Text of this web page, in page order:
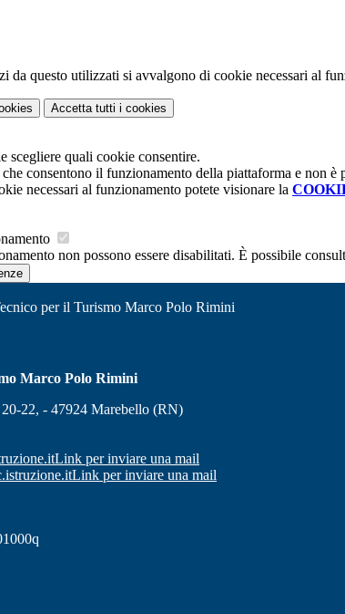
da questo utilizzati si avvalgono di cookie necessari al
Accetta tutti i cookies
scegliere quali cookie consentire.
consentono il funzionamento della piattaforma e non è
necessari al funzionamento potete visionare la
non possono essere disabilitati. È possibile
per il Turismo Marco Polo Rimini
Marco Polo Rimini
22, - 47924 Marebello (RN)
Link per inviare una mail
Link per inviare una mail